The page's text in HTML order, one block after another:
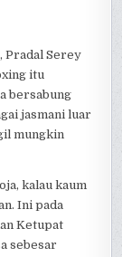
Pradal Serey
itu
bersabung
jasmani luar
mungkin
kalau kaum
Ini pada
Ketupat
sebesar